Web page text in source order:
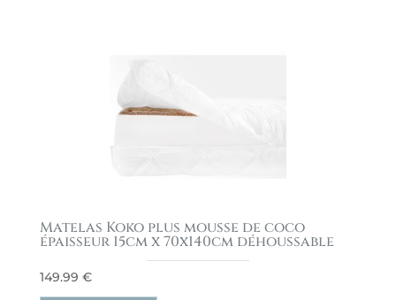
Matelas Koko plus mousse de coco
épaisseur 15cm x 70x140cm déhoussable
149.99 €